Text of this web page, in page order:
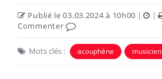
Publié le 03.03.2024 à 10h00 | |
Commenter
Mots clés : acouphène musicien